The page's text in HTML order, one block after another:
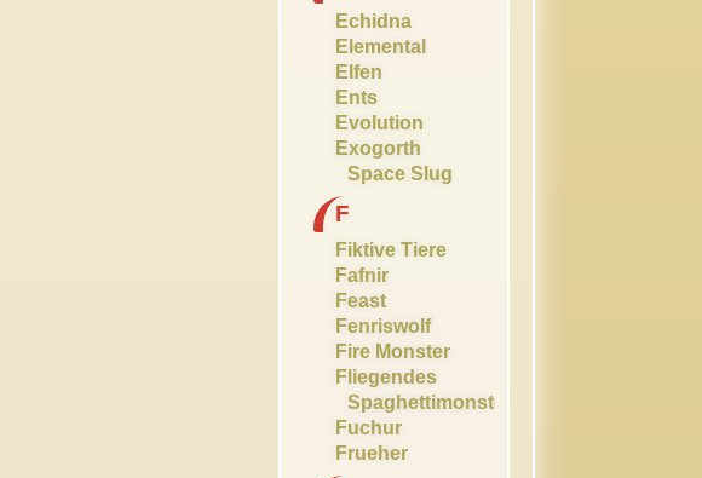
Echidna
Elemental
Elfen
Ents
Evolution
Exogorth
Space Slug
F
Fiktive Tiere
Fafnir
Feast
Fenriswolf
Fire Monster
Fliegendes
Spaghettimonster
Fuchur
Frueher